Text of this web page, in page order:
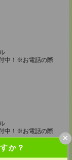
か？
×
中！※お電話の際
中！※お電話の際